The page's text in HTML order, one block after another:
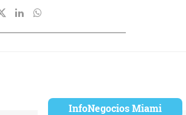
InfoNegocios Miami